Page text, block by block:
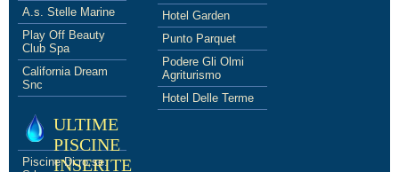
A.s. Stelle Marine
Play Off Beauty
Club Spa
California Dream
Snc
Hotel Garden
Punto Parquet
Podere Gli Olmi
Agriturismo
Hotel Delle Terme
ULTIME
PISCINE
INSERITE
Piscine Di.ro.se.